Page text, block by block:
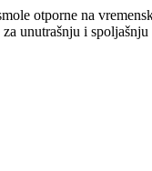
otporne na
unutrašnju i spoljašnju